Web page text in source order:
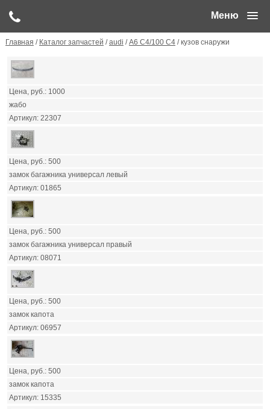
Меню
Главная / Каталог запчастей /audi /А6 С4/100 С4/ кузов снаружи
1000
жабо
22307
500
замок багажника универсал левый
01865
500
замок багажника универсал правый
08071
500
замок капота
06957
500
замок капота
15335